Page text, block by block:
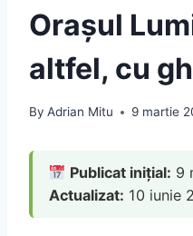
Orașul
altfel, cu
By Adrian Mitu 9 martie
Publicat inițial: 9
Actualizat: 10 iunie